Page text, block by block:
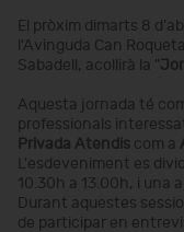
El pròxim dimarts 8
l'Avinguda Can
Sabadell, acollirà la "
Aquesta jornada té
professionals
Privada Atendiscom a
L'esdeveniment es
10.30h a 13.00h, i una
Durant aquestes
de participar en